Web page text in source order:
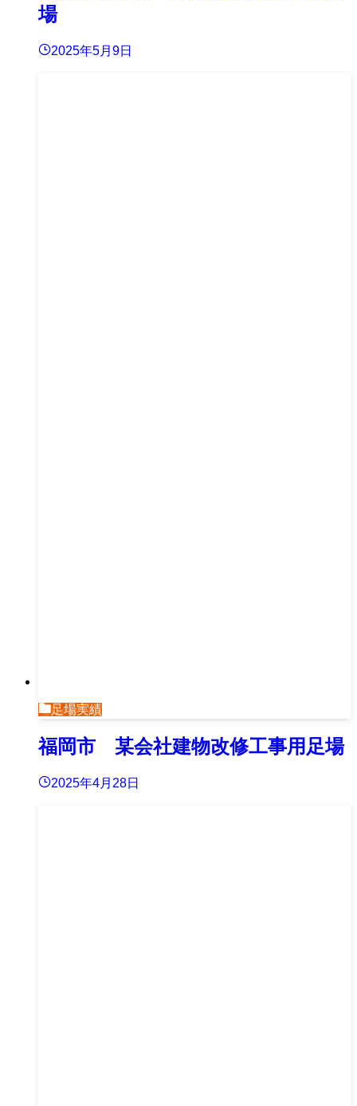
場
2025年5月9日
足場実績
福岡市 某会社建物改修工事用足場
2025年4月28日